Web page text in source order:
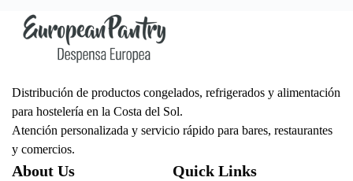
Distribución de productos congelados, refrigerados y alimentación
para hostelería en la Costa del Sol.
Atención personalizada y servicio rápido para bares, restaurantes
y comercios.
About Us Quick Links